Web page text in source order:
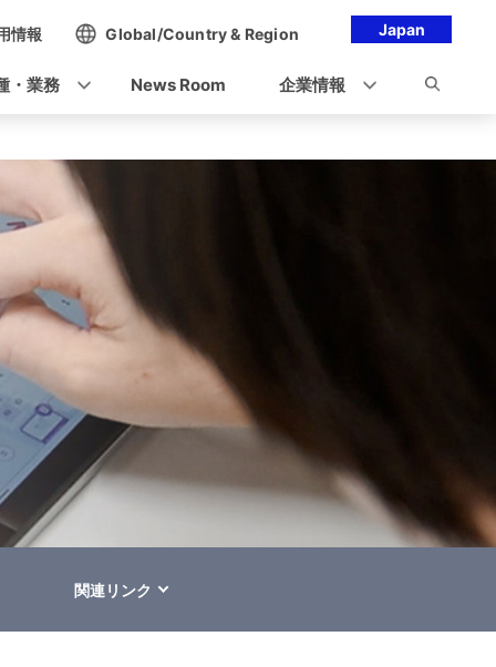
Japan
情報 Global/Country & Region
・業務 News Room 企業情報
関連リンク